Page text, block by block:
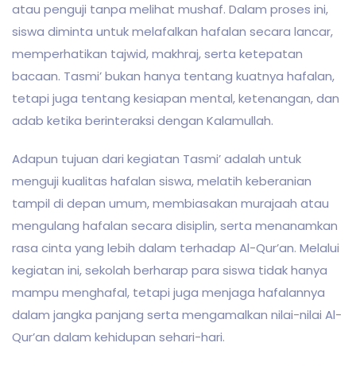
atau penguji tanpa melihat mushaf. Dalam proses ini,
siswa diminta untuk melafalkan hafalan secara lancar,
memperhatikan tajwid, makhraj, serta ketepatan
bacaan. Tasmi’ bukan hanya tentang kuatnya hafalan,
tetapi juga tentang kesiapan mental, ketenangan, dan
adab ketika berinteraksi dengan Kalamullah.
Adapun tujuan dari kegiatan Tasmi’ adalah untuk
menguji kualitas hafalan siswa, melatih keberanian
tampil di depan umum, membiasakan murajaah atau
mengulang hafalan secara disiplin, serta menanamkan
rasa cinta yang lebih dalam terhadap Al-Qur’an. Melalui
kegiatan ini, sekolah berharap para siswa tidak hanya
mampu menghafal, tetapi juga menjaga hafalannya
dalam jangka panjang serta mengamalkan nilai-nilai Al-
Qur’an dalam kehidupan sehari-hari.